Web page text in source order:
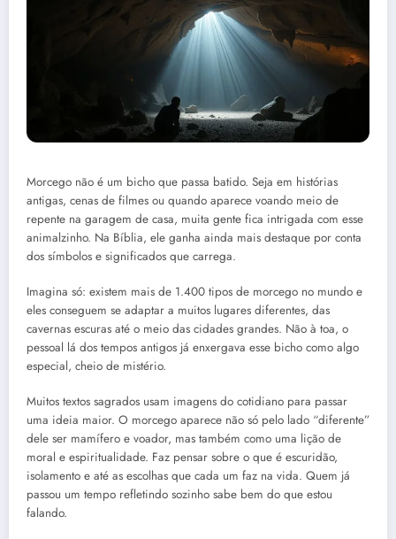
Morcego não é um bicho que passa batido. Seja em histórias
antigas, cenas de filmes ou quando aparece voando meio de
repente na garagem de casa, muita gente fica intrigada com esse
animalzinho. Na Bíblia, ele ganha ainda mais destaque por conta
dos símbolos e significados que carrega.
Imagina só: existem mais de 1.400 tipos de morcego no mundo e
eles conseguem se adaptar a muitos lugares diferentes, das
cavernas escuras até o meio das cidades grandes. Não à toa, o
pessoal lá dos tempos antigos já enxergava esse bicho como algo
especial, cheio de mistério.
Muitos textos sagrados usam imagens do cotidiano para passar
uma ideia maior. O morcego aparece não só pelo lado “diferente”
dele ser mamífero e voador, mas também como uma lição de
moral e espiritualidade. Faz pensar sobre o que é escuridão,
isolamento e até as escolhas que cada um faz na vida. Quem já
passou um tempo refletindo sozinho sabe bem do que estou
falando.